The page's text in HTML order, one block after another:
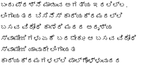
ಬಂದು ಪ್ರಶ್ನೆ ಮಾಡುವ ಅಗತ್ಯ ಇರಲಿಲ್ಲ.
ಲಿಂಗಾಯತರ ಬಿಸಿನೆಸ್ ಕಾರ್ಯಕ್ರಮದಲ್ಲಿ
ಬಸವ ವಿರೋಧಿ ಕಾಣೆರಿ ಮಠದ ಅದೃಶ್ಯ
ಸ್ವಾಮೀಜಿಗಳು ಏಕೆ ಬರಬೇಕು? ಆ ಬಸವ ವಿರೋಧಿ
ಸ್ವಾಮೀಜಿ ಯಾವುದೇ ಲಿಂಗಾಯತ
ಕಾರ್ಯಕ್ರಮಗಳಲ್ಲಿ ಪಾಲ್ಗೊಳ್ಳುವುದರ